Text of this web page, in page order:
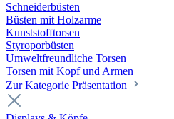
Schneiderbüsten
Büsten mit Holzarme
Kunststofftorsen
Styroporbüsten
Umweltfreundliche Torsen
Torsen mit Kopf und Armen
Zur Kategorie Präsentation